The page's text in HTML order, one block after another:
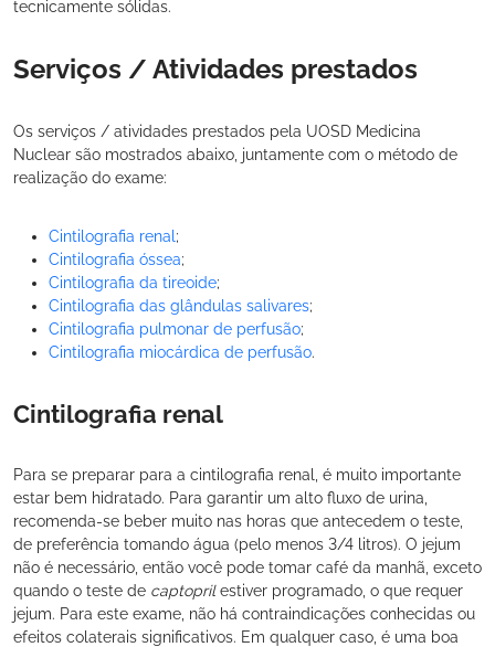
tecnicamente sólidas.
Serviços / Atividades prestados
Os serviços / atividades prestados pela UOSD Medicina
Nuclear são mostrados abaixo, juntamente com o método de
realização do exame:
Cintilografia renal ;
Cintilografia óssea;
Cintilografia da tireoide;
Cintilografia das glândulas salivares;
Cintilografia pulmonar de perfusão;
Cintilografia miocárdica de perfusão.
Cintilografia renal
Para se preparar para a cintilografia renal, é muito importante
estar bem hidratado. Para garantir um alto fluxo de urina,
recomenda-se beber muito nas horas que antecedem o teste,
de preferência tomando água (pelo menos 3/4 litros). O jejum
não é necessário, então você pode tomar café da manhã, exceto
quando o teste de captoprilestiver programado, o que requer
jejum. Para este exame, não há contraindicações conhecidas ou
efeitos colaterais significativos. Em qualquer caso, é uma boa